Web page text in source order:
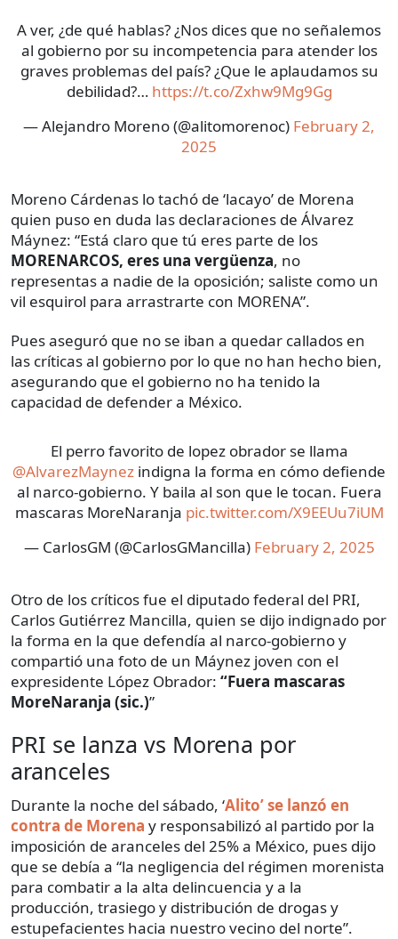
A ver, ¿de qué hablas? ¿Nos dices que no señalemos
al gobierno por su incompetencia para atender los
graves problemas del país? ¿Que le aplaudamos su
debilidad?… https://t.co/Zxhw9Mg9Gg
— Alejandro Moreno (@alitomorenoc) February 2,
2025
Moreno Cárdenas lo tachó de ‘lacayo’ de Morena
quien puso en duda las declaraciones de Álvarez
Máynez: “Está claro que tú eres parte de los
MORENARCOS, eres una vergüenza, no
representas a nadie de la oposición; saliste como un
vil esquirol para arrastrarte con MORENA”.
Pues aseguró que no se iban a quedar callados en
las críticas al gobierno por lo que no han hecho bien,
asegurando que el gobierno no ha tenido la
capacidad de defender a México.
El perro favorito de lopez obrador se llama
@AlvarezMaynez indigna la forma en cómo defiende
al narco-gobierno. Y baila al son que le tocan. Fuera
mascaras MoreNaranja pic.twitter.com/X9EEUu7iUM
— CarlosGM (@CarlosGMancilla) February 2, 2025
Otro de los críticos fue el diputado federal del PRI,
Carlos Gutiérrez Mancilla, quien se dijo indignado por
la forma en la que defendía al narco-gobierno y
compartió una foto de un Máynez joven con el
expresidente López Obrador: “Fuera mascaras
MoreNaranja (sic.)”
PRI se lanza vs Morena por
aranceles
Durante la noche del sábado, ‘Alito’ se lanzó en
contra de Morena y responsabilizó al partido por la
imposición de aranceles del 25% a México, pues dijo
que se debía a “la negligencia del régimen morenista
para combatir a la alta delincuencia y a la
producción, trasiego y distribución de drogas y
estupefacientes hacia nuestro vecino del norte”.